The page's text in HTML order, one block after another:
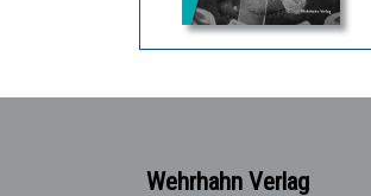
Wehrhahn Verlag